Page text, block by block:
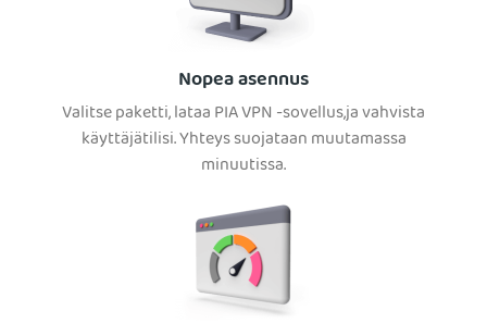
Nopea asennus
Valitse paketti, lataa PIA VPN -sovellus,ja vahvista
käyttäjätilisi. Yhteys suojataan muutamassa
minuutissa.